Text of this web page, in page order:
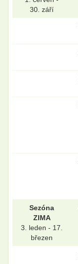
30. září
Sezóna
ZIMA
3. leden - 17.
březen